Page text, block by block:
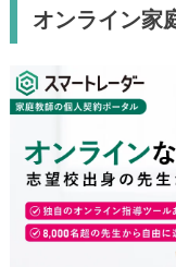
オンライン家